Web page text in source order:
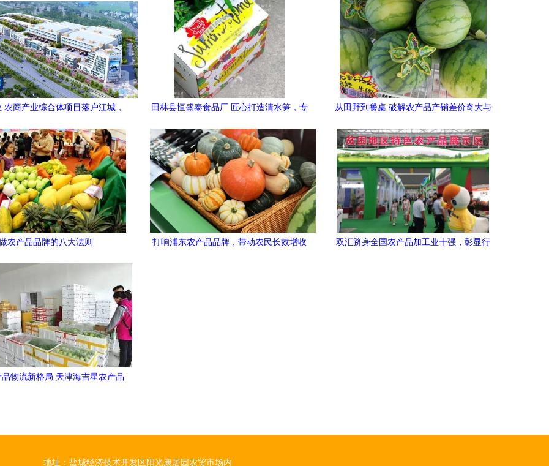
农商产业综合体项目落户江城，
田林县恒盛泰食品厂 匠心打造清水笋，专
从田野到餐桌 破解农产品产销差价奇大与
超市或线上平台购买新鲜蔬果时，常感到
价格昂贵；而在一线产区，农民却因卖价
过低叫苦不迭。这种"农田几分钱、市场几
块钱"的现象，即农产品产销差价奇大，长
期困扰着行业健康发展和农民增收。如何
突破这一困局？答案或许在新零售的浪潮
农产品品牌的八大法则
打响浦东农产品品牌，带动农民长效增收
双汇跻身全国农产品加工业十强，彰显行
物流新格局 天津海吉星农产品
地址：盐城经济技术开发区阳光康居园农贸市场内